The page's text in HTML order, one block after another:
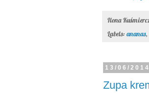
Ilona
Labels: ananas,
13/06/
Zupa